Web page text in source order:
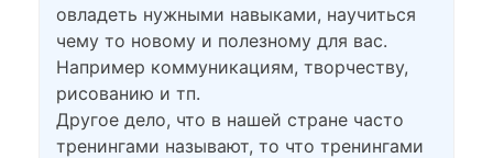
овладеть нужными навыками, научиться
чему то новому и полезному для вас.
Например коммуникациям, творчеству,
рисованию и тп.
Другое дело, что в нашей стране часто
тренингами называют, то что тренингами